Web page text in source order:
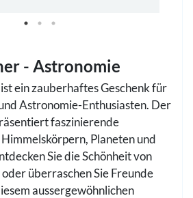
- Astronomie
ist ein zauberhaftes Geschenk für
Astronomie-Enthusiasten. Der
faszinierende
Planeten und
Sie die Schönheit von
überraschen Sie Freunde
aussergewöhnlichen